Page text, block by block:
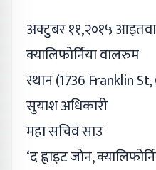
अक्टुबर ११,२०१५
क्यालिफोर्निया वालरुम
स्थान (1736 Franklin
सुयाश अधिकारी
महा सचिव साउ
‘द ह्वाइट जोन,